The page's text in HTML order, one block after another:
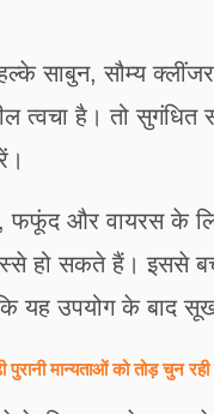
साबुन, सौम्य
त्वचा है। तो
फफूंद और वायरस
हो सकते हैं। इससे
यह उपयोग के बाद
मान्यताओं को तोड़ चुन